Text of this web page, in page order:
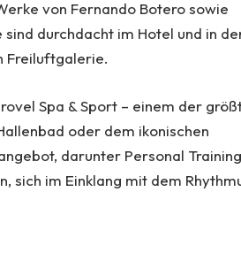
von Fernando Botero sowie
durchdacht im Hotel und in
Freiluftgalerie.
Spa & Sport – einem der
oder dem ikonischen
darunter Personal
sich im Einklang mit dem